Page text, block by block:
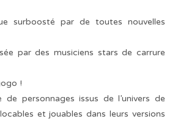
surboosté par de toutes nouvelles
par des musiciens stars de carrure
!
personnages issus de l’univers de
et jouables dans leurs versions